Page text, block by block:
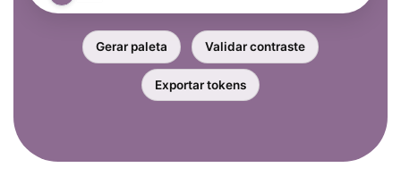
Gerar paleta Validar contraste
Exportar tokens